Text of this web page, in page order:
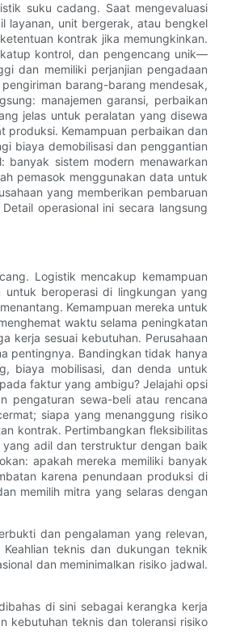
suku cadang. Saat mengevaluasi
layanan, unit bergerak, atau bengkel
kontrak jika memungkinkan.
kontrol, dan pengencang unik—
dan memiliki perjanjian pengadaan
barang-barang mendesak,
manajemen garansi, perbaikan
jelas untuk peralatan yang disewa
produksi. Kemampuan perbaikan dan
biaya demobilisasi dan penggantian
sistem modern menawarkan
pemasok menggunakan data untuk
yang memberikan pembaruan
operasional ini secara langsung
Logistik mencakup kemampuan
untuk beroperasi di lingkungan yang
Kemampuan mereka untuk
waktu selama peningkatan
kerja sesuai kebutuhan. Perusahaan
pentingnya. Bandingkan tidak hanya
biaya mobilisasi, dan denda untuk
faktur yang ambigu? Jelajahi opsi
pengaturan sewa-beli atau rencana
siapa yang menanggung risiko
kontrak. Pertimbangkan fleksibilitas
adil dan terstruktur dengan baik
apakah mereka memiliki banyak
karena penundaan produksi di
memilih mitra yang selaras dengan
dan pengalaman yang relevan,
teknis dan dukungan teknik
dan meminimalkan risiko jadwal.
di sini sebagai kerangka kerja
kebutuhan teknis dan toleransi risiko